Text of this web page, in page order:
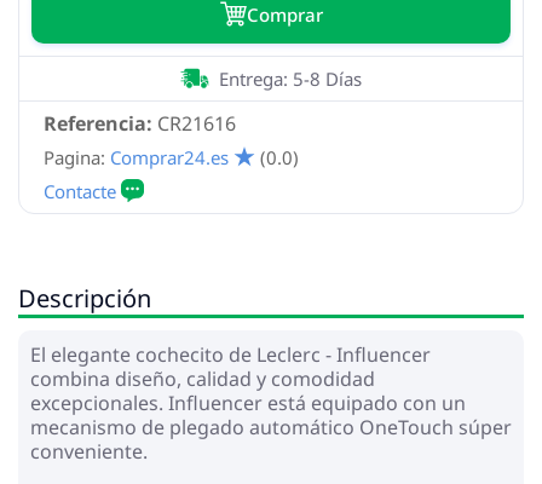
Сomprar
Referencia: CR21616
Entrega: 5-8 Días
Pagina: Comprar24.es (0.0)
Descripción
El elegante cochecito de Leclerc - Influencer
combina diseño, calidad y comodidad
excepcionales. Influencer está equipado con un
mecanismo de plegado automático OneTouch súper
conveniente.